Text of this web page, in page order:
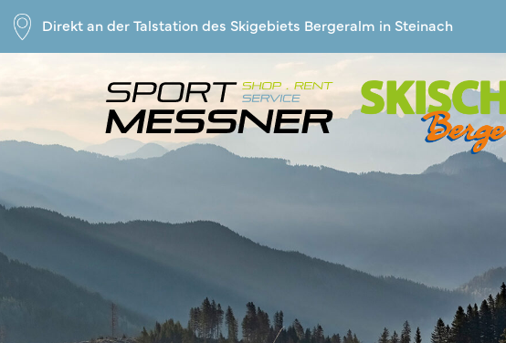
Links
überspringen
Zum
Inhalt
Direkt an der Talstation des Skigebiets Bergeralm in Steinach